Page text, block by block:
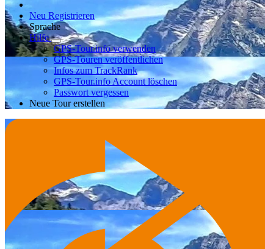
Neu Registrieren
Sprache
Hilfe
GPS-Tour.info verwenden
GPS-Touren veröffentlichen
Infos zum TrackRank
GPS-Tour.info Account löschen
Passwort vergessen
Neue Tour erstellen